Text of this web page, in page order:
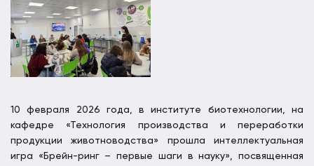
10 февраля 2026 года, в институте биотехнологии, на
кафедре «Технология производства и переработки
продукции животноводства» прошла интеллектуальная
игра «Брейн-ринг – первые шаги в науку», посвященная